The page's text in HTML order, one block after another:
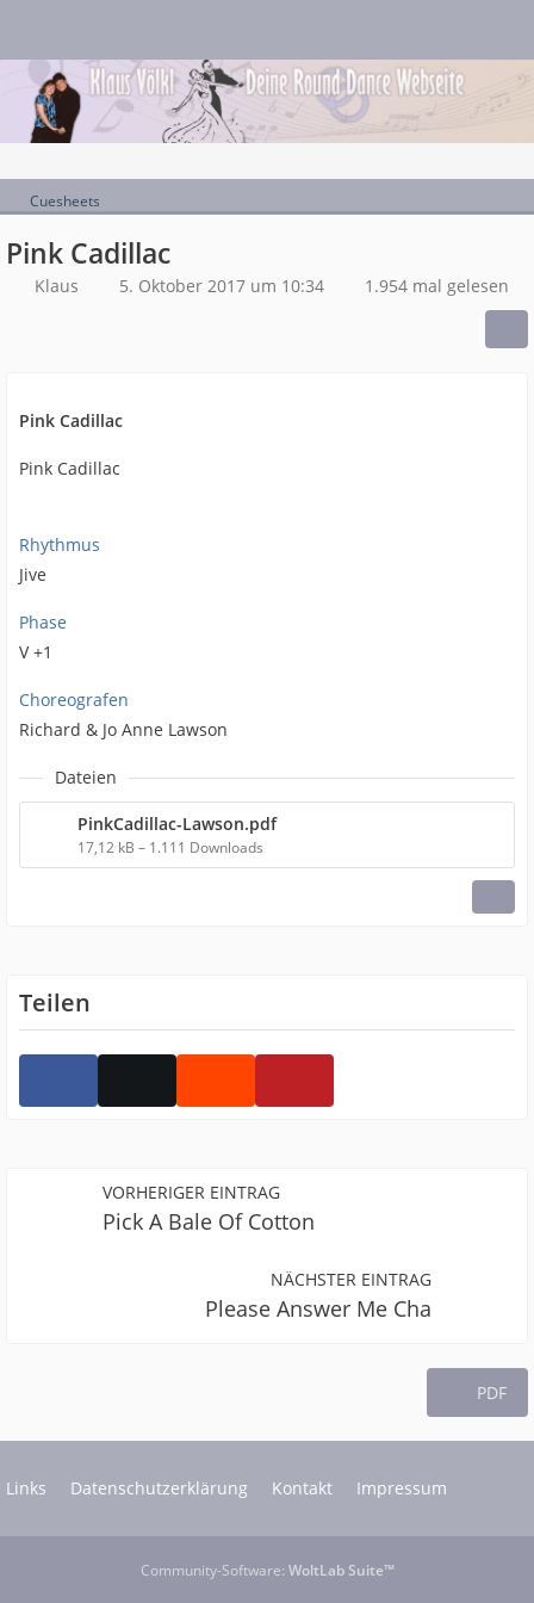
Cuesheets
Pink Cadillac
Klaus 5. Oktober 2017 um 10:34 1.954 mal gelesen
Pink Cadillac
Pink Cadillac
Rhythmus
Jive
Phase
V +1
Choreografen
Richard & Jo Anne Lawson
Dateien
PinkCadillac-Lawson.pdf
17,12 kB – 1.111 Downloads
Teilen
VORHERIGER EINTRAG
Pick A Bale Of Cotton
NÄCHSTER EINTRAG
Please Answer Me Cha
PDF
Links Datenschutzerklärung Kontakt Impressum
Community-Software: WoltLab Suite™